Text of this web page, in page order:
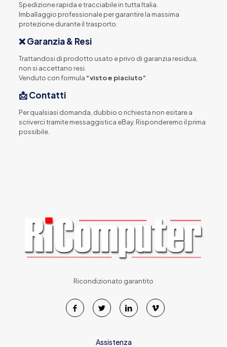
Spedizione rapida e tracciabile in tutta Italia.
Imballaggio professionale per garantire la massima
protezione durante il trasporto.
❌ Garanzia & Resi
Trattandosi di prodotto usato e privo di garanzia residua,
non si accettano resi.
Venduto con formula “visto e piaciuto”
📩 Contatti
Per qualsiasi domanda, dubbio o richiesta non esitare a
scriverci tramite messaggistica eBay. Risponderemo il prima
possibile.
Ricondizionato garantito
Assistenza